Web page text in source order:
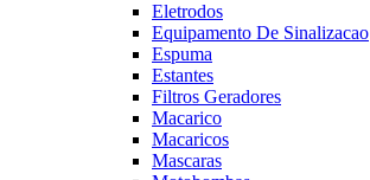
Eletrodos
Equipamento De Sinalizacao
Espuma
Estantes
Filtros Geradores
Macarico
Macaricos
Mascaras